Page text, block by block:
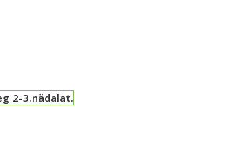
2-3.nädalat.